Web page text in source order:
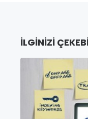
İLGINIZI